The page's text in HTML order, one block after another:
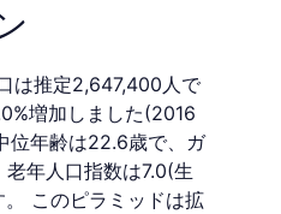
は推定2,647,400人で
増加しました(2016
位年齢は22.6歳で、ガ
年人口指数は7.0(生
このピラミッドは拡